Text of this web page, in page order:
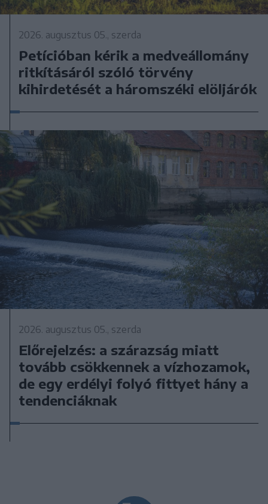
2026. augusztus 05., szerda
Petícióban kérik a medveállomány
ritkításáról szóló törvény
kihirdetését a háromszéki elöljárók
2026. augusztus 05., szerda
Előrejelzés: a szárazság miatt
tovább csökkennek a vízhozamok,
de egy erdélyi folyó fittyet hány a
tendenciáknak